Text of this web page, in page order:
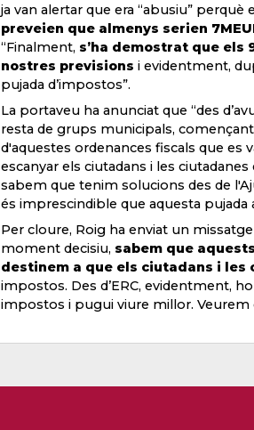
ja van alertar que era “abusiu”
preveien que almenys serien
“Finalment, s’ha demostrat que els
nostres previsions i evidentment,
pujada d’impostos”.
La portaveu ha anunciat que “des
resta de grups municipals,
d'aquestes ordenances fiscals que es
escanyar els ciutadans i les
sabem que tenim solucions des de
és imprescindible que aquesta
Per cloure, Roig ha enviat un
moment decisiu, sabem que
destinem a que els ciutadans i
impostos. Des d’ERC, evidentment,
impostos i pugui viure millor. Veurem